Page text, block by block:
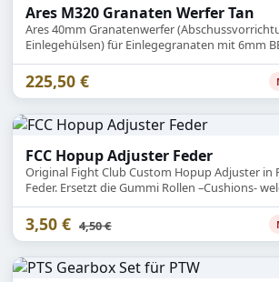
Ares M320 Granaten Werfer Tan
Ares 40mm Granatenwerfer
Einlegehülsen) für Einlegegranaten mit 6mm
der Farbe Tan.
225,50 €
FCC Hopup Adjuster Feder
Original Fight Club Custom Hopup Adjuster in
Feder. Ersetzt die Gummi Rollen –Cushions-
Federwirkung nachlassen.
3,50 € Statt
4,50 €